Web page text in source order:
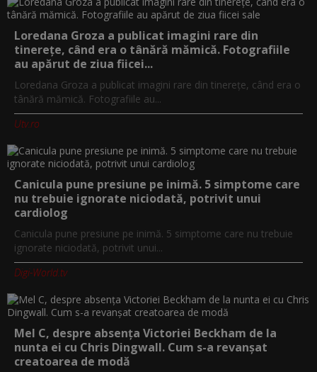
Loredana Groza a publicat imagini rare din
tinerețe, când era o tânără mămică. Fotografiile
au apărut de ziua fiicei...
Loredana Groza a publicat imagini rare din tinerețe, când era o
tânără mămică. Fotografiile au...
Utv.ro
Canicula pune presiune pe inimă. 5 simptome care
nu trebuie ignorate niciodată, potrivit unui
cardiolog
Canicula pune presiune pe inimă. 5 simptome care nu trebuie
ignorate niciodată, potrivit unui...
Digi-World.tv
Mel C, despre absența Victoriei Beckham de la
nunta ei cu Chris Dingwall. Cum s-a revanșat
creatoarea de modă